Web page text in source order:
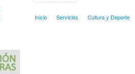
Inicio Servicios Cultura y Deporte